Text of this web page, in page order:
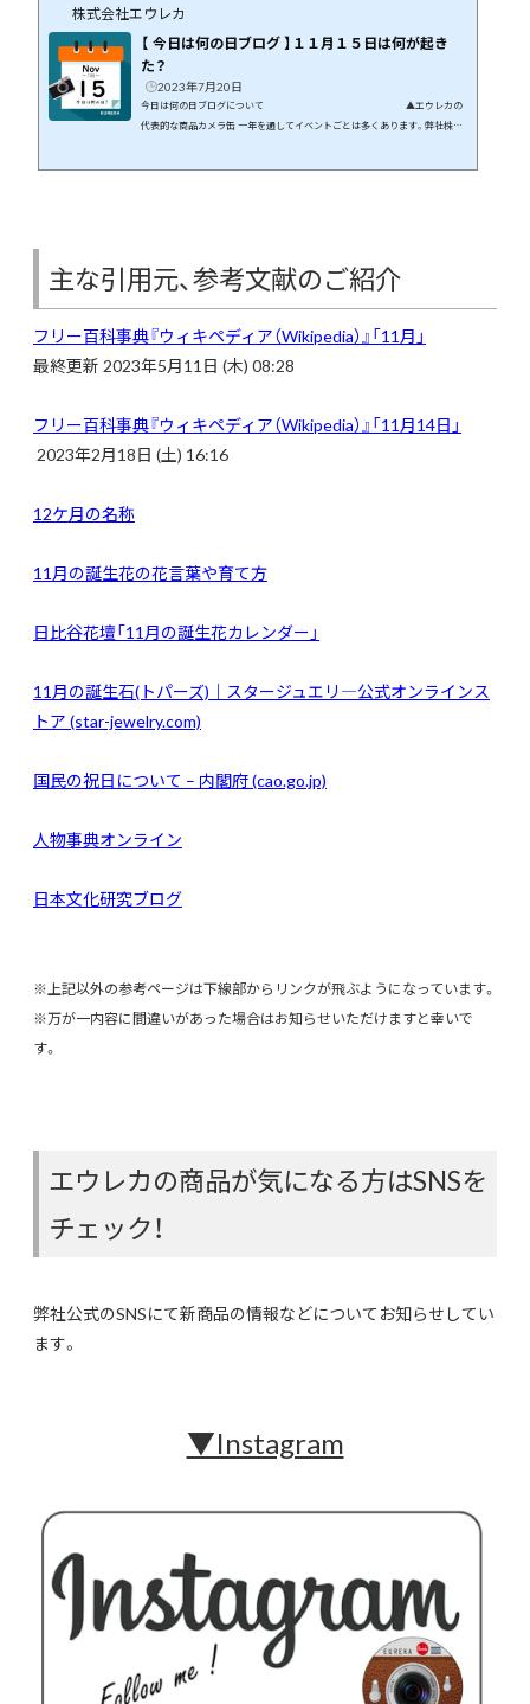
株式会社エウレカ
【 今日は何の日ブログ 】１１月１５日は何が起き
た？
2023年7月20日
今日は何の日ブログについて ▲エウレカの
代表的な商品カメラ缶 一年を通してイベントごとは多くあります。弊社株式
主な引用元、参考文献のご紹介
フリー百科事典『ウィキペディア（Wikipedia）』「11月」
最終更新 2023年5月11日 (木) 08:28
フリー百科事典『ウィキペディア（Wikipedia）』「11月14日」
2023年2月18日 (土) 16:16
12ケ月の名称
11月の誕生花の花言葉や育て方
日比谷花壇「11月の誕生花カレンダー」
11 月の誕生石(トパーズ)｜スタージュエリ―公式オンラインス
トア (star-jewelry.com)
国民の祝日について – 内閣府 (cao.go.jp)
人物事典オンライン
日本文化研究ブログ
※上記以外の参考ページは下線部からリンクが飛ぶようになっています。
※万が一内容に間違いがあった場合はお知らせいただけますと幸いで
す。
エウレカの商品が気になる方はSNSを
チェック！
弊社公式のSNSにて新商品の情報などについてお知らせしてい
ます。
▼Instagram